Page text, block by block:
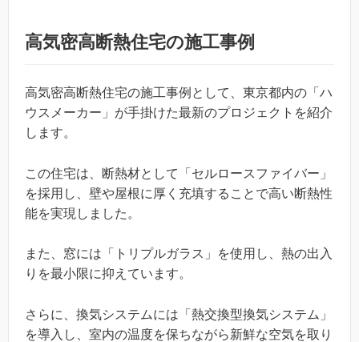
高気密高断熱住宅の施工事例
高気密高断熱住宅の施工事例として、東京都内の「ハ
ウスメーカー」が手掛けた最新のプロジェクトを紹介
します。
この住宅は、断熱材として「セルロースファイバー」
を採用し、壁や屋根に厚く充填することで高い断熱性
能を実現しました。
また、窓には「トリプルガラス」を使用し、熱の出入
りを最小限に抑えています。
さらに、換気システムには「熱交換型換気システム」
を導入し、室内の温度を保ちながら新鮮な空気を取り